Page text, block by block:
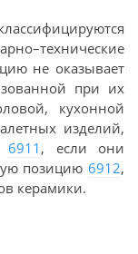
не оказывает
при их
кухонной
изделий,
6911 , если они
позицию 6912,
керамики.